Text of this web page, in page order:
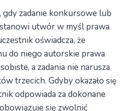
zadanie konkursowe lub
utwór w myśl prawa
oświadcza, że
do niego autorskie prawa
a zadania nie narusza
trzecich. Gdyby okazało się
odpowiada za dokonane
się zwolnić